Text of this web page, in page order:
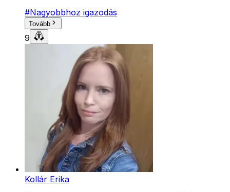
#Nagyobbhoz igazodás
Tovább
9
Kollár Erika